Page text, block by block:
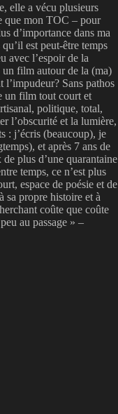
elle a vécu plusieurs
que mon TOC – pour
d’importance dans ma
est peut-être temps
avec l’espoir de la
film autour de la (ma)
Sans pathos
un film tout court et
politique, total,
l’obscurité et la lumière,
: j’écris (beaucoup), je
et après 7 ans de
plus d’une quarantaine
temps, ce n’est plus
espace de poésie et de
sa propre histoire et à
coûte que coûte
au passage » –